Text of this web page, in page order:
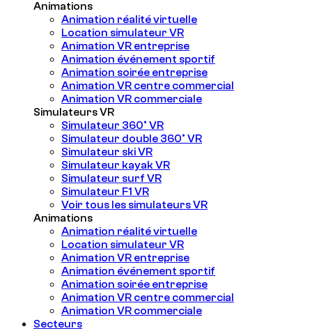
Animations
Animation réalité virtuelle
Location simulateur VR
Animation VR entreprise
Animation événement sportif
Animation soirée entreprise
Animation VR centre commercial
Animation VR commerciale
Simulateurs VR
Simulateur 360° VR
Simulateur double 360° VR
Simulateur ski VR
Simulateur kayak VR
Simulateur surf VR
Simulateur F1 VR
Voir tous les simulateurs VR
Animations
Animation réalité virtuelle
Location simulateur VR
Animation VR entreprise
Animation événement sportif
Animation soirée entreprise
Animation VR centre commercial
Animation VR commerciale
Secteurs